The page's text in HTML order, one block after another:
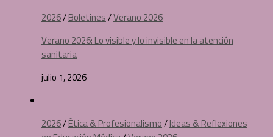
2026/Boletines/Verano 2026
Verano 2026: Lo visible y lo invisible en la atención
sanitaria
julio 1, 2026
2026/Ética & Profesionalismo/Ideas & Reflexiones